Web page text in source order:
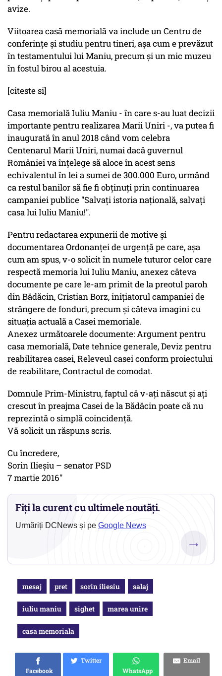
avize.
Viitoarea casă memorială va include un Centru de
conferinţe şi studiu pentru tineri, așa cum e prevăzut
în testamentului lui Maniu, precum și un mic muzeu
în fostul birou al acestuia.
[citeste si]
Casa memorială Iuliu Maniu - în care s-au luat decizii
importante pentru realizarea Marii Uniri -, va putea fi
inaugurată în anul 2018 când vom celebra
Centenarul Marii Uniri, numai dacă guvernul
României va înțelege să aloce în acest sens
echivalentul în lei a sumei de 300.000 Euro, urmând
ca restul banilor să fie fi obținuți prin continuarea
campaniei publice "Salvaţi istoria naţională, salvaţi
casa lui Iuliu Maniu!".
Pentru redactarea expunerii de motive și
documentarea Ordonanței de urgență pe care, așa
cum am spus, v-o solicit în numele tuturor celor care
respectă memoria lui Iuliu Maniu, anexez câteva
documente pe care le-am primit de la preotul paroh
din Bădăcin, Cristian Borz, inițiatorul campaniei de
strângere de fonduri, precum și câteva imagini cu
situația actuală a Casei memoriale.
Anexez următoarele documente: Argument pentru
casa memorială, Date tehnice generale, Deviz pentru
reabilitarea casei, Releveul casei conform proiectului
de reabilitare, Contractul de comodat.
Domnule Prim-Ministru, faptul că v-ați născut și ați
crescut în preajma Casei de la Bădăcin poate că nu
reprezintă o simplă coincidență.
Vă solicit un răspuns scris.
Cu încredere,
Sorin Ilieșiu – senator PSD
7 martie 2016"
Fiți la curent cu ultimele noutăți.
Urmăriți DCNews și pe Google News
→
mesaj pret sorin iliesiu salaj
iuliu maniu sighet marea unire
casa memoriala
Facebook
Twitter
WhatsApp
Email